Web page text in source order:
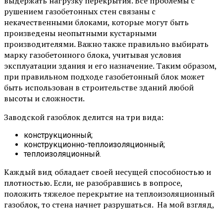
рушением газобетонных стен связаны с
некачественными блоками, которые могут быть
произведены неопытными кустарными
производителями. Важно также правильно выбирать
марку газобетонного блока, учитывая условия
эксплуатации здания и его назначение. Таким образом,
при правильном подходе газобетонный блок может
быть использован в строительстве зданий любой
высоты и сложности.
Заводской газоблок делится на три вида:
конструкционный;
конструкционно-теплоизоляционный;
теплоизоляционный.
Каждый вид обладает своей несущей способностью и
плотностью. Если, не разобравшись в вопросе,
положить тяжелое перекрытие на теплоизоляционный
газоблок, то стена начнет разрушаться. На мой взгляд,